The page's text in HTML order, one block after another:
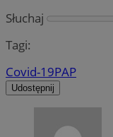
Słuchaj
Tagi:
Covid-19PAP
Udostępnij